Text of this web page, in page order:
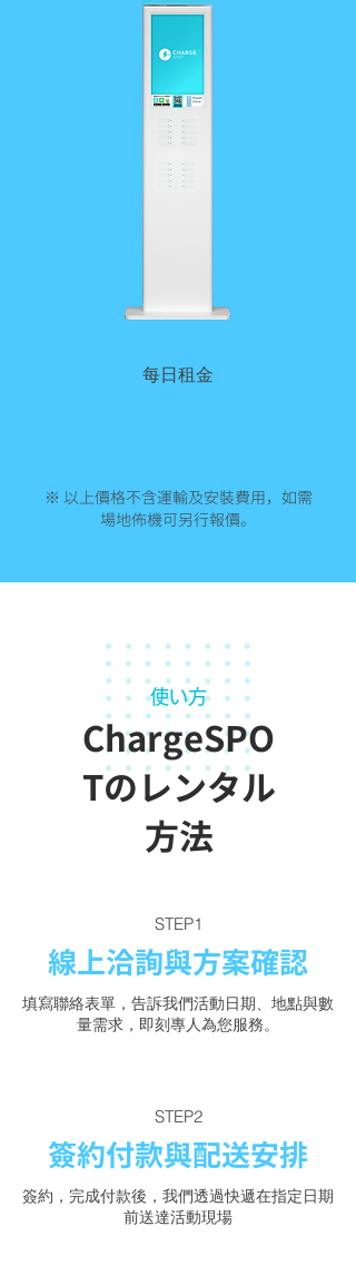
​每日租金
※ 以上價格不含運輸及安裝費用，如需
場地佈機可另行報價。
使い方
ChargeSPO
Tのレンタル
方法
STEP1
線上洽詢與方案確認
填寫聯絡表單，告訴我們活動日期、地點與數
量需求，即刻專人為您服務。
STEP2
簽約付款與配送安排
簽約，完成付款後，我們透過快遞在指定日期
前送達活動現場